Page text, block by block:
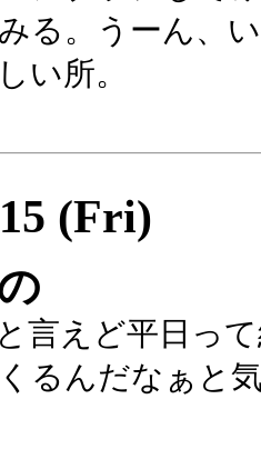
る。うーん、
い所。
(Fri)
言えど平日っ
るんだなぁと